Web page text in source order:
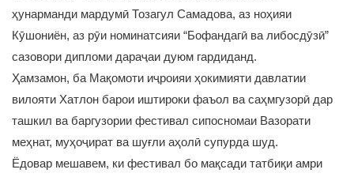
ҳунарманди мардумӣ Тозагул Самадова, аз ноҳияи
Кӯшониён, аз рӯи номинатсияи “Бофандагӣ ва либосдӯзӣ”
сазовори дипломи дараҷаи дуюм гардиданд.
Ҳамзамон, ба Мақомоти иҷроияи ҳокимияти давлатии
вилояти Хатлон барои иштироки фаъол ва саҳмгузорӣ дар
ташкил ва баргузории фестивал сипосномаи Вазорати
меҳнат, муҳоҷират ва шуғли аҳолӣ супурда шуд.
Ёдовар мешавем, ки фестивал бо мақсади татбиқи амри